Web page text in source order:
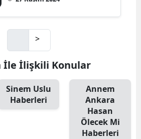
>
İle İlişkili Konular
Sinem Uslu
Haberleri
Annem
Ankara
Hasan
Ölecek Mi
Haberleri